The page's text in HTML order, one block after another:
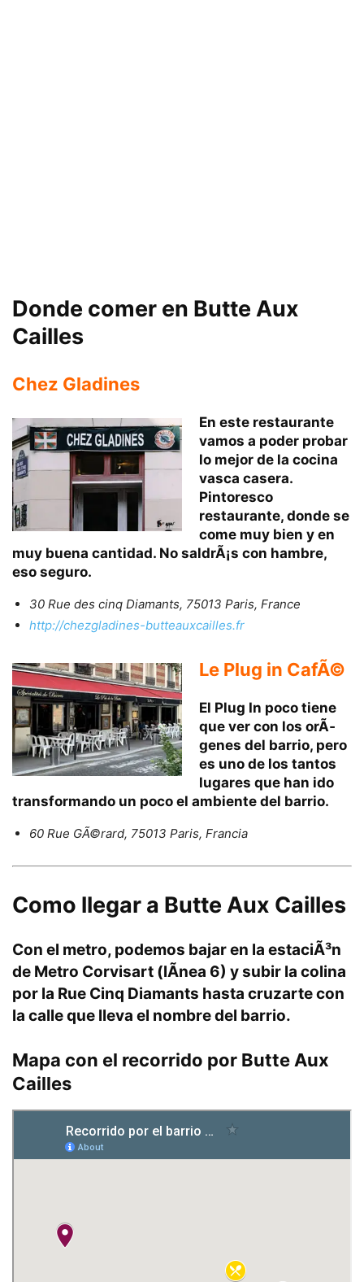
Donde comer en Butte Aux
Cailles
Chez Gladines
En este restaurante
vamos a poder probar
lo mejor de la cocina
vasca casera.
Pintoresco
restaurante, donde se
come muy bien y en
muy buena cantidad. No saldrÃ¡s con hambre,
eso seguro.
30 Rue des cinq Diamants, 75013 Paris, France
http://chezgladines-butteauxcailles.fr
Le Plug in CafÃ©
El Plug In poco tiene
que ver con los orÃ­
genes del barrio, pero
es uno de los tantos
lugares que han ido
transformando un poco el ambiente del barrio.
60 Rue GÃ©rard, 75013 Paris, Francia
Como llegar a Butte Aux Cailles
Con el metro, podemos bajar en la estaciÃ³n
de Metro Corvisart (lÃ­nea 6) y subir la colina
por la Rue Cinq Diamants hasta cruzarte con
la calle que lleva el nombre del barrio.
Mapa con el recorrido por Butte Aux
Cailles